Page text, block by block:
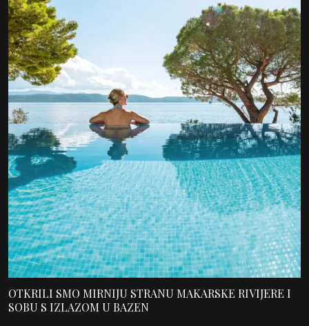
OTKRILI SMO MIRNIJU STRANU MAKARSKE RIVIJERE I
SOBU S IZLAZOM U BAZEN